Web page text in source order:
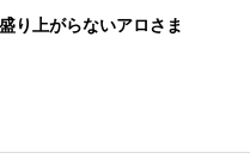
り上がらないアロさま